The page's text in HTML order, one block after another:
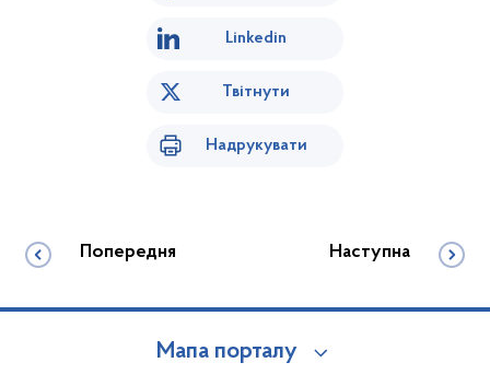
Linkedin
Твітнути
Надрукувати
Попередня Наступна
Мапа порталу